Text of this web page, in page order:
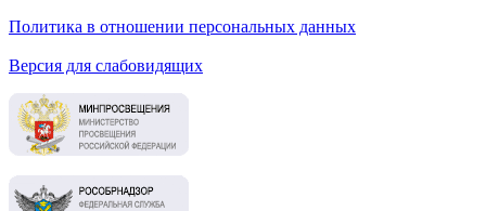
Политика в отношении персональных данных
Версия для слабовидящих